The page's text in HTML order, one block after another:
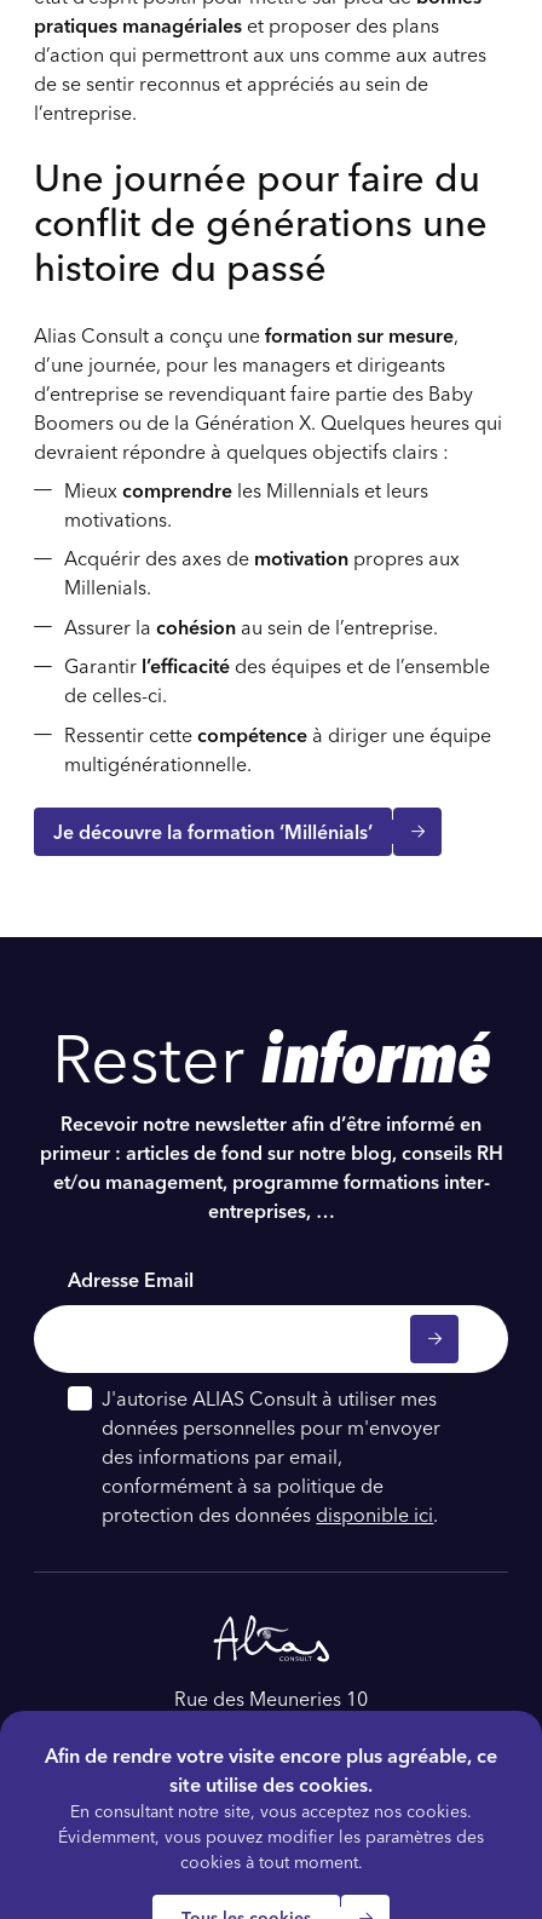
pratiques managériales et proposer des plans
d’action qui permettront aux uns comme aux autres
de se sentir reconnus et appréciés au sein de
l’entreprise.
Une journée pour faire du
conflit de générations une
histoire du passé
Alias Consult a conçu une formation sur mesure,
d’une journée, pour les managers et dirigeants
d’entreprise se revendiquant faire partie des Baby
Boomers ou de la Génération X. Quelques heures qui
devraient répondre à quelques objectifs clairs :
Mieux comprendre les Millennials et leurs
motivations.
Acquérir des axes de motivation propres aux
Millenials.
Assurer la cohésion au sein de l’entreprise.
Garantir l’efficacité des équipes et de l’ensemble
de celles-ci.
Ressentir cette compétence à diriger une équipe
multigénérationnelle.
Je découvre la formation ‘Millénials’
Rester informé
Recevoir notre newsletter afin d’être informé en
primeur : articles de fond sur notre blog, conseils RH
et/ou management, programme formations inter-
entreprises, …
Adresse Email
J'autorise ALIAS Consult à utiliser mes
données personnelles pour m'envoyer
des informations par email,
conformément à sa politique de
protection des données disponible ici.
Rue des Meuneries 10
Belgique
Tél :+32 4 228 86 60
E-mail : as@aliasconsult.be
Afin de rendre votre visite encore plus agréable, ce
site utilise des cookies.
En consultant notre site, vous acceptez nos cookies.
Évidemment, vous pouvez modifier les paramètres des
cookies à tout moment.